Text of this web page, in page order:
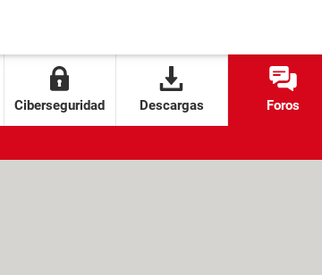
Ciberseguridad Descargas Foros